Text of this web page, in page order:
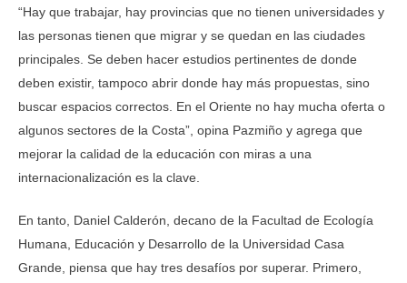
“Hay que trabajar, hay provincias que no tienen universidades y
las personas tienen que migrar y se quedan en las ciudades
principales. Se deben hacer estudios pertinentes de donde
deben existir, tampoco abrir donde hay más propuestas, sino
buscar espacios correctos. En el Oriente no hay mucha oferta o
algunos sectores de la Costa”, opina Pazmiño y agrega que
mejorar la calidad de la educación con miras a una
internacionalización es la clave.
En tanto, Daniel Calderón, decano de la Facultad de Ecología
Humana, Educación y Desarrollo de la Universidad Casa
Grande, piensa que hay tres desafíos por superar. Primero,